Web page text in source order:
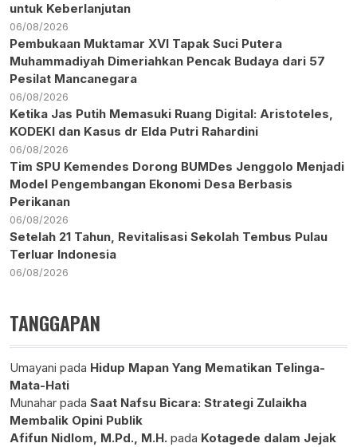
untuk Keberlanjutan
06/08/2026
Pembukaan Muktamar XVI Tapak Suci Putera
Muhammadiyah Dimeriahkan Pencak Budaya dari 57
Pesilat Mancanegara
06/08/2026
Ketika Jas Putih Memasuki Ruang Digital: Aristoteles,
KODEKI dan Kasus dr Elda Putri Rahardini
06/08/2026
Tim SPU Kemendes Dorong BUMDes Jenggolo Menjadi
Model Pengembangan Ekonomi Desa Berbasis
Perikanan
06/08/2026
Setelah 21 Tahun, Revitalisasi Sekolah Tembus Pulau
Terluar Indonesia
06/08/2026
TANGGAPAN
Umayani pada Hidup Mapan Yang Mematikan Telinga-
Mata-Hati
Munahar pada Saat Nafsu Bicara: Strategi Zulaikha
Membalik Opini Publik
Afifun Nidlom, M.Pd., M.H. pada Kotagede dalam Jejak